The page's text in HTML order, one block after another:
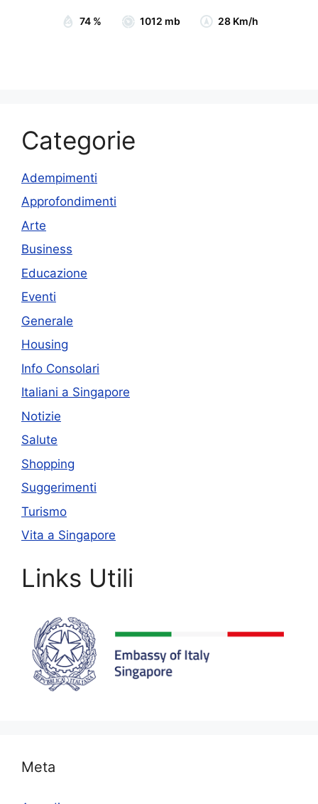
74 % 1012 mb 28 Km/h
Categorie
Adempimenti
Approfondimenti
Arte
Business
Educazione
Eventi
Generale
Housing
Info Consolari
Italiani a Singapore
Notizie
Salute
Shopping
Suggerimenti
Turismo
Vita a Singapore
Links Utili
Meta